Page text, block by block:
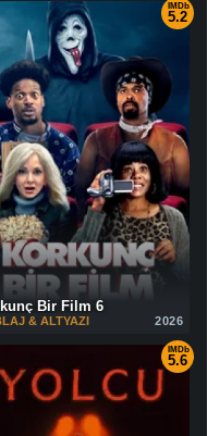
IMDb
5.2
Bir Film 6
2026
& ALTYAZI
IMDb
5.6